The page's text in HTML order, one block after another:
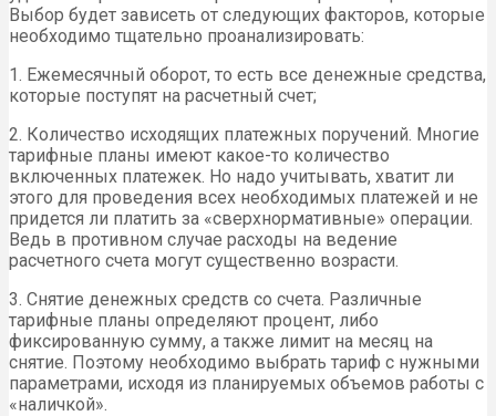
Выбор будет зависеть от следующих факторов, которые
необходимо тщательно проанализировать:
1. Ежемесячный оборот, то есть все денежные средства,
которые поступят на расчетный счет;
2. Количество исходящих платежных поручений. Многие
тарифные планы имеют какое-то количество
включенных платежек. Но надо учитывать, хватит ли
этого для проведения всех необходимых платежей и не
придется ли платить за «сверхнормативные» операции.
Ведь в противном случае расходы на ведение
расчетного счета могут существенно возрасти.
3. Снятие денежных средств со счета. Различные
тарифные планы определяют процент, либо
фиксированную сумму, а также лимит на месяц на
снятие. Поэтому необходимо выбрать тариф с нужными
параметрами, исходя из планируемых объемов работы с
«наличкой».